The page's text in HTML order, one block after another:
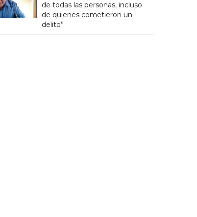
de todas las personas, incluso
de quienes cometieron un
delito”